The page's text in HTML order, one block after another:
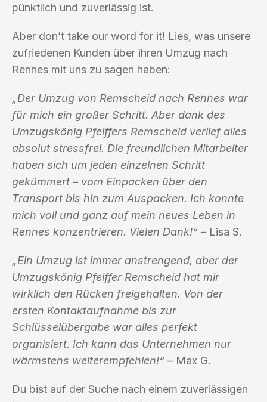
pünktlich und zuverlässig ist.
Aber don’t take our word for it! Lies, was unsere
zufriedenen Kunden über ihren Umzug nach
Rennes mit uns zu sagen haben:
„Der Umzug von Remscheid nach Rennes war
für mich ein großer Schritt. Aber dank des
Umzugskönig Pfeiffers Remscheid verlief alles
absolut stressfrei. Die freundlichen Mitarbeiter
haben sich um jeden einzelnen Schritt
gekümmert – vom Einpacken über den
Transport bis hin zum Auspacken. Ich konnte
mich voll und ganz auf mein neues Leben in
Rennes konzentrieren. Vielen Dank!“ – Lisa S.
„Ein Umzug ist immer anstrengend, aber der
Umzugskönig Pfeiffer Remscheid hat mir
wirklich den Rücken freigehalten. Von der
ersten Kontaktaufnahme bis zur
Schlüsselübergabe war alles perfekt
organisiert. Ich kann das Unternehmen nur
wärmstens weiterempfehlen!“ – Max G.
Du bist auf der Suche nach einem zuverlässigen